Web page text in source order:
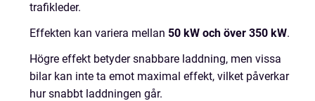
trafikleder.
Effekten kan variera mellan 50 kW och över 350 kW.
Högre effekt betyder snabbare laddning, men vissa
bilar kan inte ta emot maximal effekt, vilket påverkar
hur snabbt laddningen går.